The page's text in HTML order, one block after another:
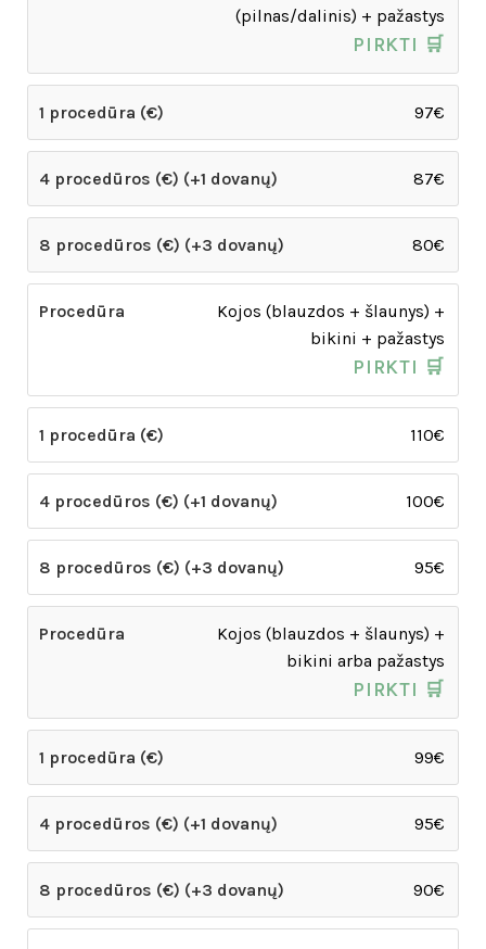
(pilnas/dalinis) + pažastys
PIRKTI 🛒
97€
87€
80€
Kojos (blauzdos + šlaunys) +
bikini + pažastys
PIRKTI 🛒
110€
100€
95€
Kojos (blauzdos + šlaunys) +
bikini arba pažastys
PIRKTI 🛒
99€
95€
90€